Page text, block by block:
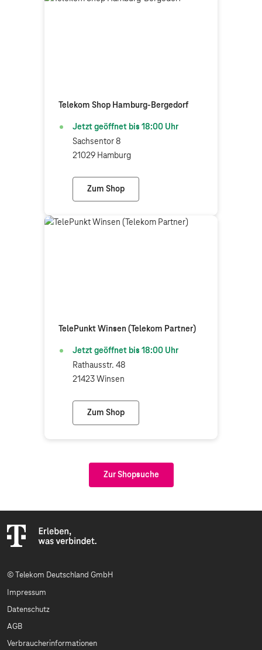
Telekom Shop Hamburg-Bergedorf
Jetzt geöffnet bis 18:00 Uhr
Sachsentor 8
21029 Hamburg
Zum Shop
Telekom Shop Hamburg-Bergedorf
TelePunkt Winsen (Telekom Partner)
Jetzt geöffnet bis 18:00 Uhr
Rathausstr. 48
21423 Winsen
Zum Shop
TelePunkt Winsen (Telekom Partner)
Zur Shopsuche
© Telekom Deutschland GmbH
Impressum
Datenschutz
AGB
Verbraucherinformationen